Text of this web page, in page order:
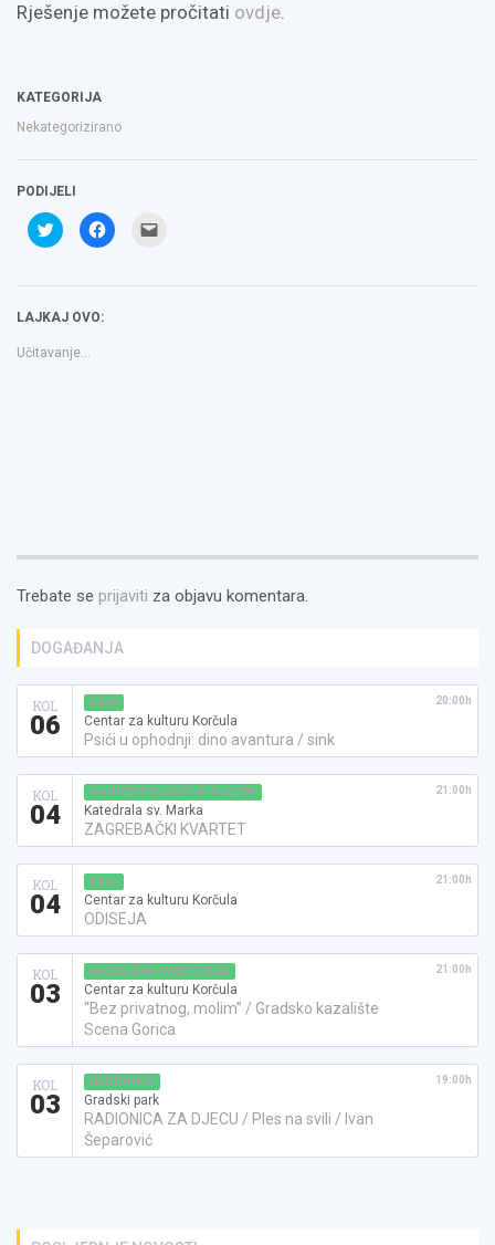
Rješenje možete pročitati ovdje.
KATEGORIJA
Nekategorizirano
PODIJELI
Podijeli
na
Twitteru
u
prozoru)
Klikom
podijelite
u to
LAJKAJ OVO:
Učitavanje...
Trebate se prijaviti za objavu komentara.
DOGAĐANJA
KOL
06
KINO
Centar za kulturu Korčula
Psići u ophodnji: dino avantura / sink
20:00h
KOL
04
KONCERT KLASIČNE GLAZBE
Katedrala sv. Marka
ZAGREBAČKI KVARTET
21:00h
KOL
04
KINO
Centar za kulturu Korčula
ODISEJA
21:00h
KOL
03
KAZALIŠNA PREDSTAVA
Centar za kulturu Korčula
“Bez privatnog, molim” / Gradsko kazalište
Scena Gorica
21:00h
KOL
03
RADIONICA
Gradski park
RADIONICA ZA DJECU / Ples na svili / Ivan
Šeparović
19:00h